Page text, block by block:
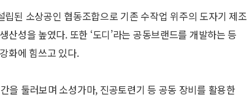
된 소상공인 협동조합으로 기존 수작업 위주의 도자기 제조
성을 높였다. 또한 ‘도디’라는 공동브랜드를 개발하는 등
화에 힘쓰고 있다.
을 둘러보며 소성가마, 진공토련기 등 공동 장비를 활용한